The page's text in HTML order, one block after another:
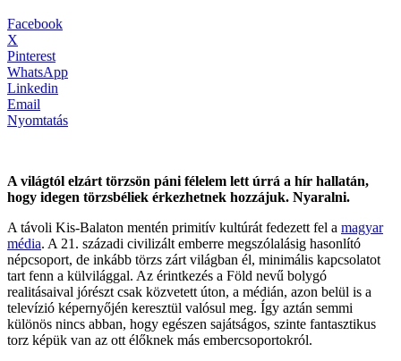
Facebook
X
Pinterest
WhatsApp
Linkedin
Email
Nyomtatás
A világtól elzárt törzsön páni félelem lett úrrá a hír hallatán,
hogy idegen törzsbéliek érkezhetnek hozzájuk. Nyaralni.
A távoli Kis-Balaton mentén primitív kultúrát fedezett fel a magyar
média. A 21. századi civilizált emberre megszólalásig hasonlító
népcsoport, de inkább törzs zárt világban él, minimális kapcsolatot
tart fenn a külvilággal. Az érintkezés a Föld nevű bolygó
realitásaival jórészt csak közvetett úton, a médián, azon belül is a
televízió képernyőjén keresztül valósul meg. Így aztán semmi
különös nincs abban, hogy egészen sajátságos, szinte fantasztikus
torz képük van az ott élőknek más embercsoportokról.